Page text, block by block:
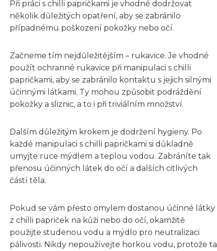
Při práci s chilli papričkami je vhodné dodržovat
několik důležitých opatření, aby se zabránilo
případnému poškození pokožky nebo očí.
Začneme tím nejdůležitějším – rukavice. Je vhodné
použít ochranné rukavice při manipulaci s chilli
papričkami, aby se zabránilo kontaktu s jejich silnými
účinnými látkami. Ty mohou způsobit podráždění
pokožky a sliznic, a to i při triviálním množství.
Dalším důležitým krokem je dodržení hygieny. Po
každé manipulaci s chilli papričkami si důkladně
umyjte ruce mýdlem a teplou vodou. Zabráníte tak
přenosu účinných látek do očí a dalších citlivých
částí těla.
Pokud se vám přesto omylem dostanou účinné látky
z chilli papriček na kůži nebo do očí, okamžitě
použijte studenou vodu a mýdlo pro neutralizaci
pálivosti. Nikdy nepoužívejte horkou vodu, protože ta